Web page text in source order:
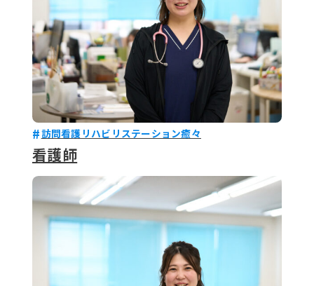
訪問看護リハビリステーション癒々
看護師